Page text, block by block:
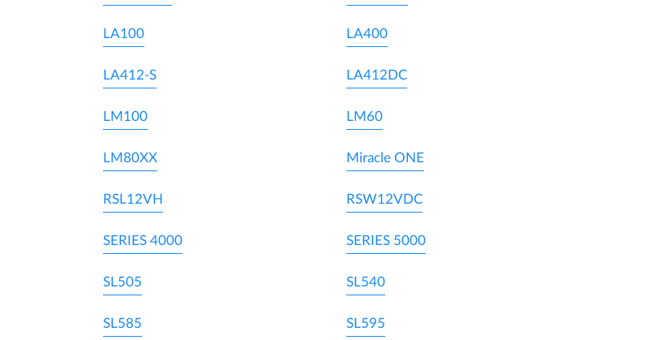
LA100 LA400
LA412-S LA412DC
LM100 LM60
LM80XX Miracle ONE
RSL12VH RSW12VDC
SERIES 4000 SERIES 5000
SL505 SL540
SL585 SL595